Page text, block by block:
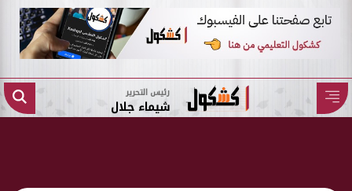
رئيس التحرير
شيماء جلال